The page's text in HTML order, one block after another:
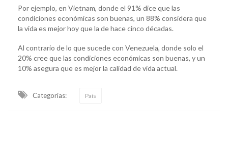
Por ejemplo, en Vietnam, donde el 91% dice que las
condiciones económicas son buenas, un 88% considera que
la vida es mejor hoy que la de hace cinco décadas.
Al contrario de lo que sucede con Venezuela, donde solo el
20% cree que las condiciones económicas son buenas, y un
10% asegura que es mejor la calidad de vida actual.
Categorias: País